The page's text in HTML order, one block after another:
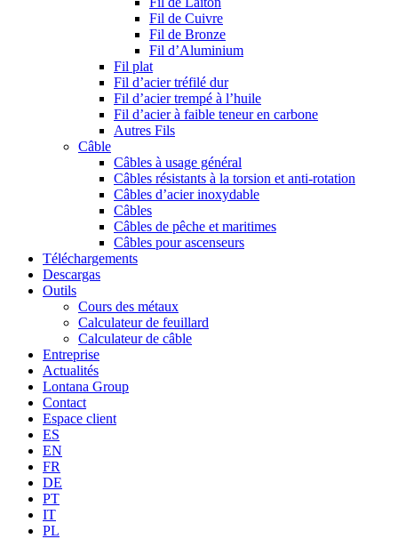
Fil de Cuivre
Fil de Bronze
Fil d’Aluminium
Fil plat
Fil d’acier tréfilé dur
Fil d’acier trempé à l’huile
Fil d’acier à faible teneur en carbone
Autres Fils
Câble
Câbles à usage général
Câbles résistants à la torsion et anti-rotation
Câbles d’acier inoxydable
Câbles
Câbles de pêche et maritimes
Câbles pour ascenseurs
Téléchargements
Descargas
Outils
Cours des métaux
Calculateur de feuillard
Calculateur de câble
Entreprise
Actualités
Lontana Group
Contact
Espace client
ES
EN
FR
DE
PT
IT
PL